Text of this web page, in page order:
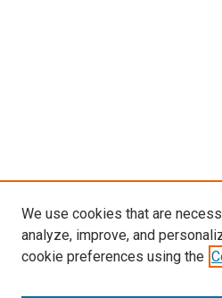
We use cookies that are
analyze, improve, and
cookie preferences using the